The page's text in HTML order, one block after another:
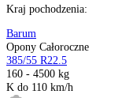
Sezon
Rozmiar:
Indeks ładowności